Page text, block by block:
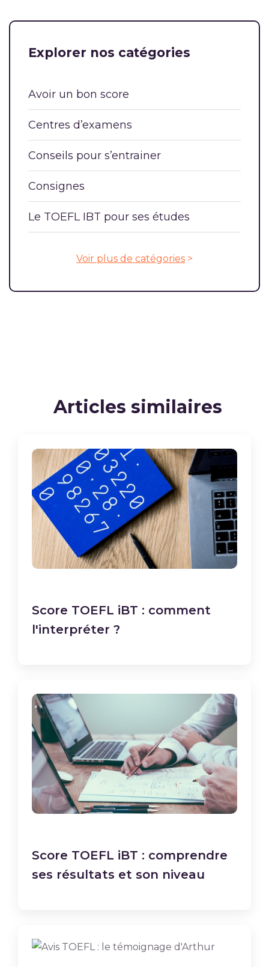
Explorer nos catégories
Avoir un bon score
Centres d’examens
Conseils pour s’entrainer
Consignes
Le TOEFL IBT pour ses études
Voir plus de catégories >
Articles similaires
Score TOEFL iBT : comment
l'interpréter ?
Score TOEFL iBT : comprendre
ses résultats et son niveau